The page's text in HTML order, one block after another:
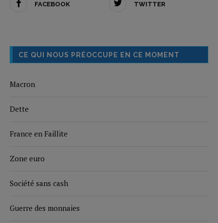
FACEBOOK TWITTER
CE QUI NOUS PRÉOCCUPE EN CE MOMENT
Macron
Dette
France en Faillite
Zone euro
Société sans cash
Guerre des monnaies